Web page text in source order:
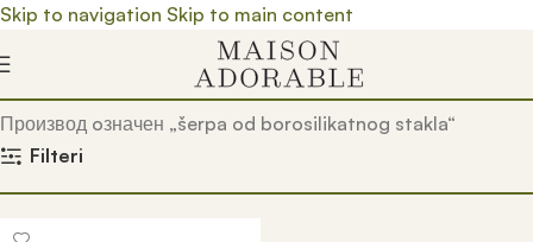
Skip to navigation Skip to main content
Почетна/ Prodavnica/
Производ oзначен „šerpa od borosilikatnog stakla“
Filteri